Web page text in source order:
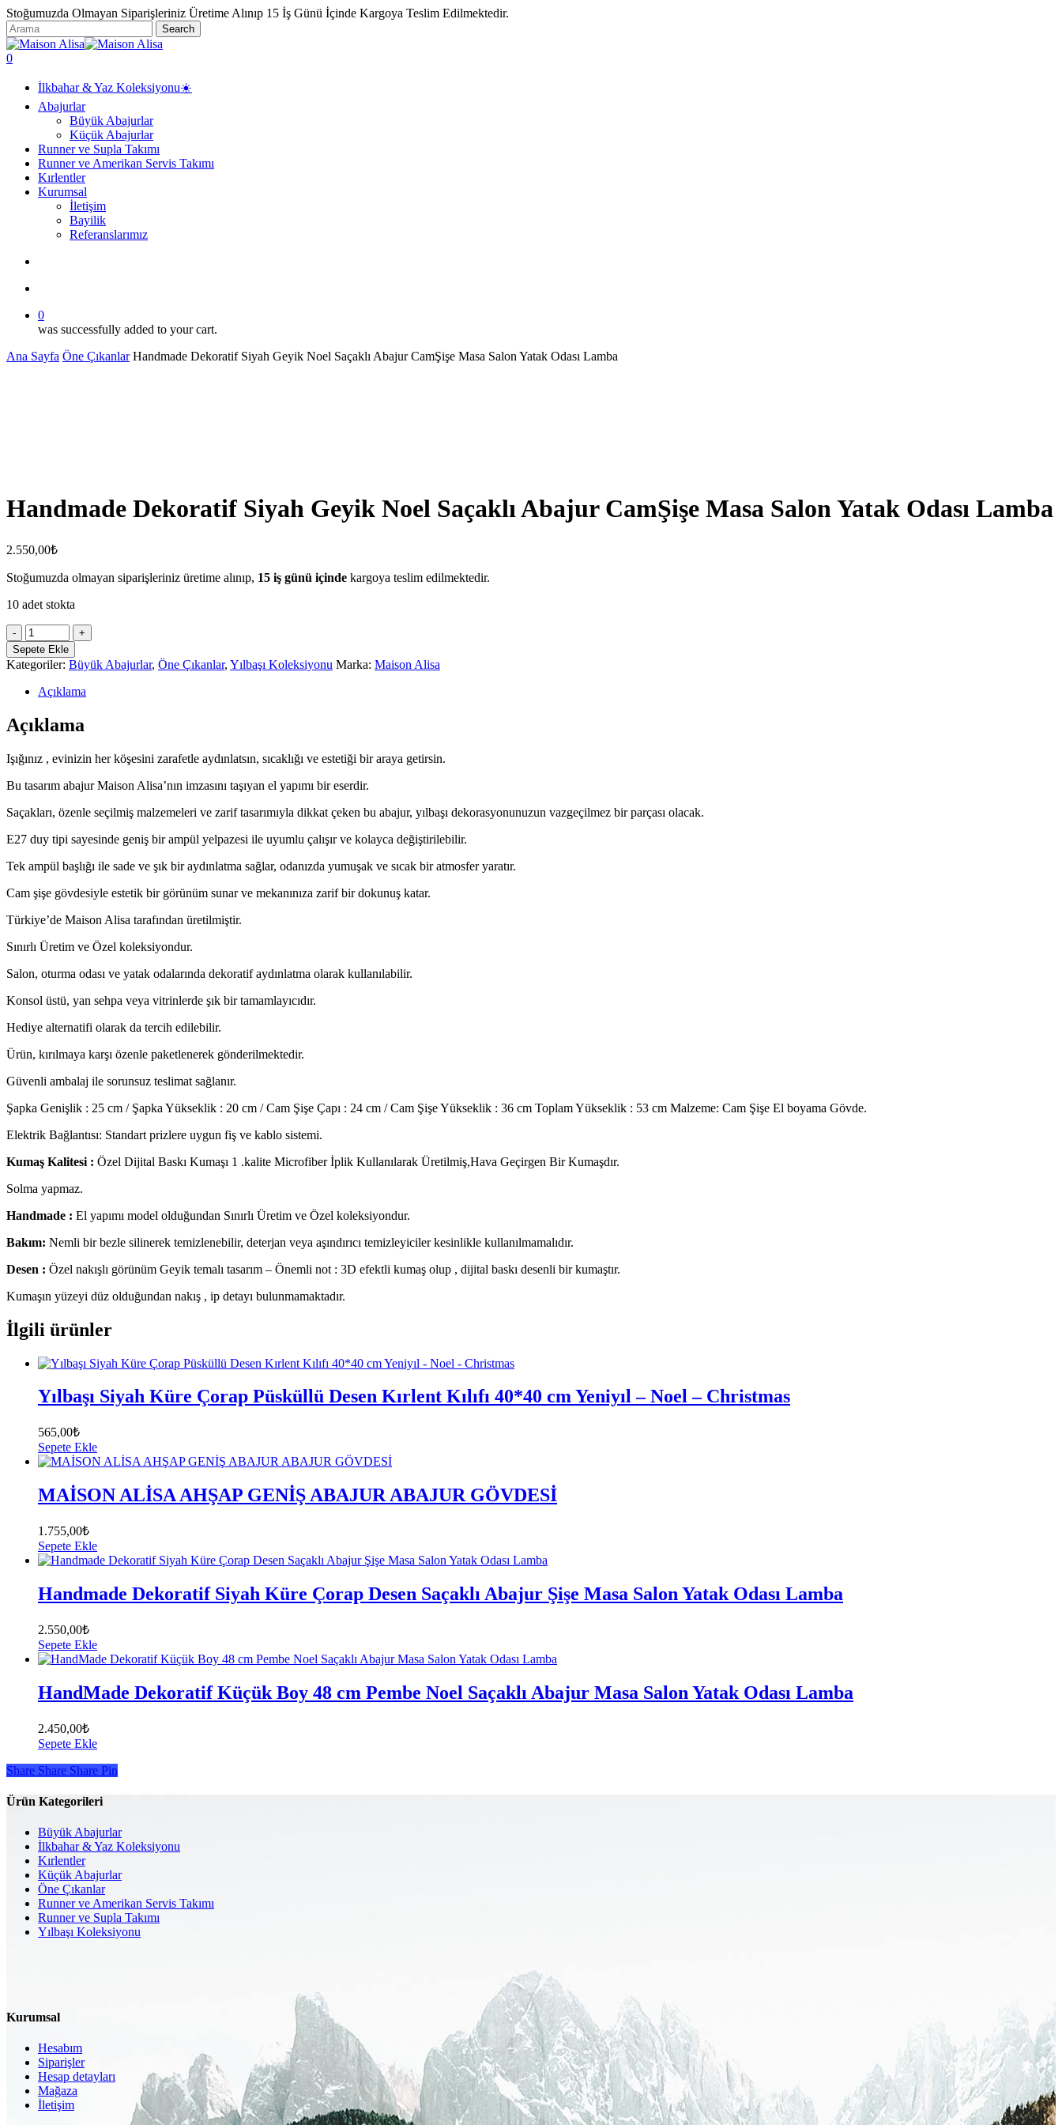
Skip
to
main
content
Stoğumuzda Olmayan Siparişleriniz Üretime Alınıp 15 İş Günü İçinde Kargoya Teslim Edilmektedir.
Search
Close
Search
search
account
0
İlkbahar & Yaz Koleksiyonu☀️
Abajurlar
Büyük Abajurlar
Küçük Abajurlar
Runner ve Supla Takımı
Runner ve Amerikan Servis Takımı
Kırlentler
Kurumsal
İletişim
Bayilik
Referanslarımız
0
was successfully added to your cart.
Ana Sayfa Öne Çıkanlar Handmade Dekoratif Siyah Geyik Noel Saçaklı Abajur CamŞişe Masa Salon Yatak Odası Lamba
Handmade Dekoratif Siyah Geyik Noel Saçaklı Abajur CamŞişe Masa Salon Yatak Odası Lamba
2.550,00₺
Stoğumuzda olmayan siparişleriniz üretime alınıp, 15 iş günü içinde kargoya teslim edilmektedir.
10 adet stokta
Handmade
Dekoratif
Siyah
Geyik
Noel
Saçaklı
Abajur
CamŞişe
Salon
Odası
adet
Sepete Ekle
Kategoriler: Büyük Abajurlar, Öne Çıkanlar, Yılbaşı Koleksiyonu Marka: Maison Alisa
Açıklama
Açıklama
Işığınız , evinizin her köşesini zarafetle aydınlatsın, sıcaklığı ve estetiği bir araya getirsin.
Bu tasarım abajur Maison Alisa’nın imzasını taşıyan el yapımı bir eserdir.
Saçakları, özenle seçilmiş malzemeleri ve zarif tasarımıyla dikkat çeken bu abajur, yılbaşı dekorasyonunuzun vazgeçilmez bir parçası olacak.
E27 duy tipi sayesinde geniş bir ampül yelpazesi ile uyumlu çalışır ve kolayca değiştirilebilir.
Tek ampül başlığı ile sade ve şık bir aydınlatma sağlar, odanızda yumuşak ve sıcak bir atmosfer yaratır.
Cam şişe gövdesiyle estetik bir görünüm sunar ve mekanınıza zarif bir dokunuş katar.
Türkiye’de Maison Alisa tarafından üretilmiştir.
Sınırlı Üretim ve Özel koleksiyondur.
Salon, oturma odası ve yatak odalarında dekoratif aydınlatma olarak kullanılabilir.
Konsol üstü, yan sehpa veya vitrinlerde şık bir tamamlayıcıdır.
Hediye alternatifi olarak da tercih edilebilir.
Ürün, kırılmaya karşı özenle paketlenerek gönderilmektedir.
Güvenli ambalaj ile sorunsuz teslimat sağlanır.
Şapka Genişlik : 25 cm / Şapka Yükseklik : 20 cm / Cam Şişe Çapı : 24 cm / Cam Şişe Yükseklik : 36 cm Toplam Yükseklik : 53 cm Malzeme: Cam Şişe El boyama Gövde.
Elektrik Bağlantısı: Standart prizlere uygun fiş ve kablo sistemi.
Kumaş Kalitesi : Özel Dijital Baskı Kumaşı 1 .kalite Microfiber İplik Kullanılarak Üretilmiş,Hava Geçirgen Bir Kumaşdır.
Solma yapmaz.
Handmade : El yapımı model olduğundan Sınırlı Üretim ve Özel koleksiyondur.
Bakım: Nemli bir bezle silinerek temizlenebilir, deterjan veya aşındırıcı temizleyiciler kesinlikle kullanılmamalıdır.
Desen : Özel nakışlı görünüm Geyik temalı tasarım – Önemli not : 3D efektli kumaş olup , dijital baskı desenli bir kumaştır.
Kumaşın yüzeyi düz olduğundan nakış , ip detayı bulunmamaktadır.
İlgili ürünler
Yılbaşı Siyah Küre Çorap Püsküllü Desen Kırlent Kılıfı 40*40 cm Yeniyıl – Noel – Christmas
565,00₺
Sepete Ekle
MAİSON ALİSA AHŞAP GENİŞ ABAJUR ABAJUR GÖVDESİ
1.755,00₺
Sepete Ekle
Handmade Dekoratif Siyah Küre Çorap Desen Saçaklı Abajur Şişe Masa Salon Yatak Odası Lamba
2.550,00₺
Sepete Ekle
HandMade Dekoratif Küçük Boy 48 cm Pembe Noel Saçaklı Abajur Masa Salon Yatak Odası Lamba
2.450,00₺
Sepete Ekle
Share
Share Share Share Pin
Ürün Kategorileri
Büyük Abajurlar
İlkbahar & Yaz Koleksiyonu
Kırlentler
Küçük Abajurlar
Öne Çıkanlar
Runner ve Amerikan Servis Takımı
Runner ve Supla Takımı
Yılbaşı Koleksiyonu
Kurumsal
Hesabım
Siparişler
Hesap detayları
Mağaza
İletişim